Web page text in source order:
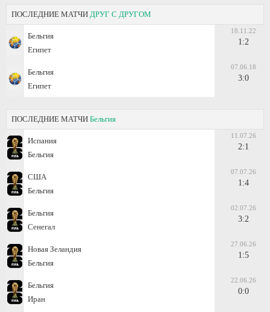
ПОСЛЕДНИЕ МАТЧИ ДРУГ С ДРУГОМ
Бельгия
Египет
18.11.22
1:2
Бельгия
Египет
07.06.18
3:0
ПОСЛЕДНИЕ МАТЧИ Бельгия
Испания
Бельгия
11.07.26
2:1
США
Бельгия
07.07.26
1:4
Бельгия
Сенегал
02.07.26
3:2
Новая Зеландия
Бельгия
27.06.26
1:5
Бельгия
Иран
22.06.26
0:0